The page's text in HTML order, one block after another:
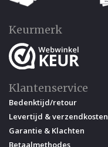
Keurmerk
Klantenservice
Bedenktijd/retour
Levertijd & verzendkosten
Garantie & Klachten
Betaalmethodes